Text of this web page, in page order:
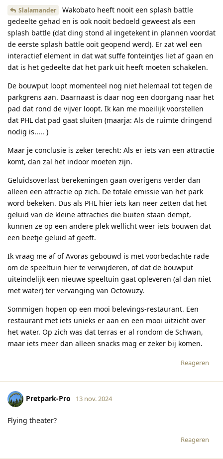
Slalamander
Wakobato heeft nooit een splash battle
gedeelte gehad en is ook nooit bedoeld geweest als een
splash battle (dat ding stond al ingetekent in plannen voordat
de eerste splash battle ooit geopend werd). Er zat wel een
interactief element in dat wat suffe fonteintjes liet af gaan en
dat is het gedeelte dat het park uit heeft moeten schakelen.
De bouwput loopt momenteel nog niet helemaal tot tegen de
parkgrens aan. Daarnaast is daar nog een doorgang naar het
pad dat rond de vijver loopt. Ik kan me moeilijk voorstellen
dat PHL dat pad gaat sluiten (maarja: Als de ruimte dringend
nodig is..... )
Maar je conclusie is zeker terecht: Als er iets van een attractie
komt, dan zal het indoor moeten zijn.
Geluidsoverlast berekeningen gaan overigens verder dan
alleen een attractie op zich. De totale emissie van het park
word bekeken. Dus als PHL hier iets kan neer zetten dat het
geluid van de kleine attracties die buiten staan dempt,
kunnen ze op een andere plek wellicht weer iets bouwen dat
een beetje geluid af geeft.
Ik vraag me af of Avoras gebouwd is met voorbedachte rade
om de speeltuin hier te verwijderen, of dat de bouwput
uiteindelijk een nieuwe speeltuin gaat opleveren (al dan niet
met water) ter vervanging van Octowuzy.
Sommigen hopen op een mooi belevings-restaurant. Een
restaurant met iets unieks er aan en een mooi uitzicht over
het water. Op zich was dat terras er al rondom de Schwan,
maar iets meer dan alleen snacks mag er zeker bij komen.
Reageren
Pretpark-Pro 13 nov. 2024
Flying theater?
Reageren